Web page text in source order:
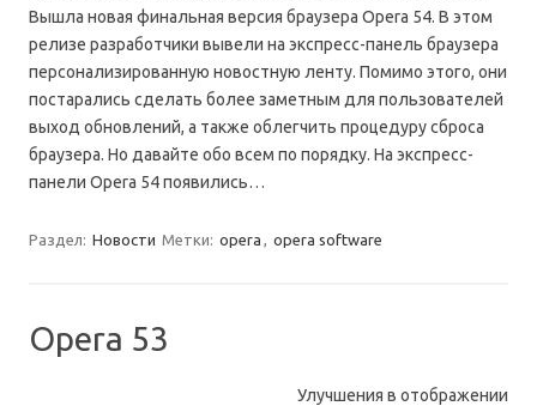
Вышла новая финальная версия браузера Opera 54. В этом
релизе разработчики вывели на экспресс-панель браузера
персонализированную новостную ленту. Помимо этого, они
постарались сделать более заметным для пользователей
выход обновлений, а также облегчить процедуру сброса
браузера. Но давайте обо всем по порядку. На экспресс-
панели Opera 54 появились…
Раздел: Новости Метки: opera , opera software
Opera 53
Улучшения в отображении